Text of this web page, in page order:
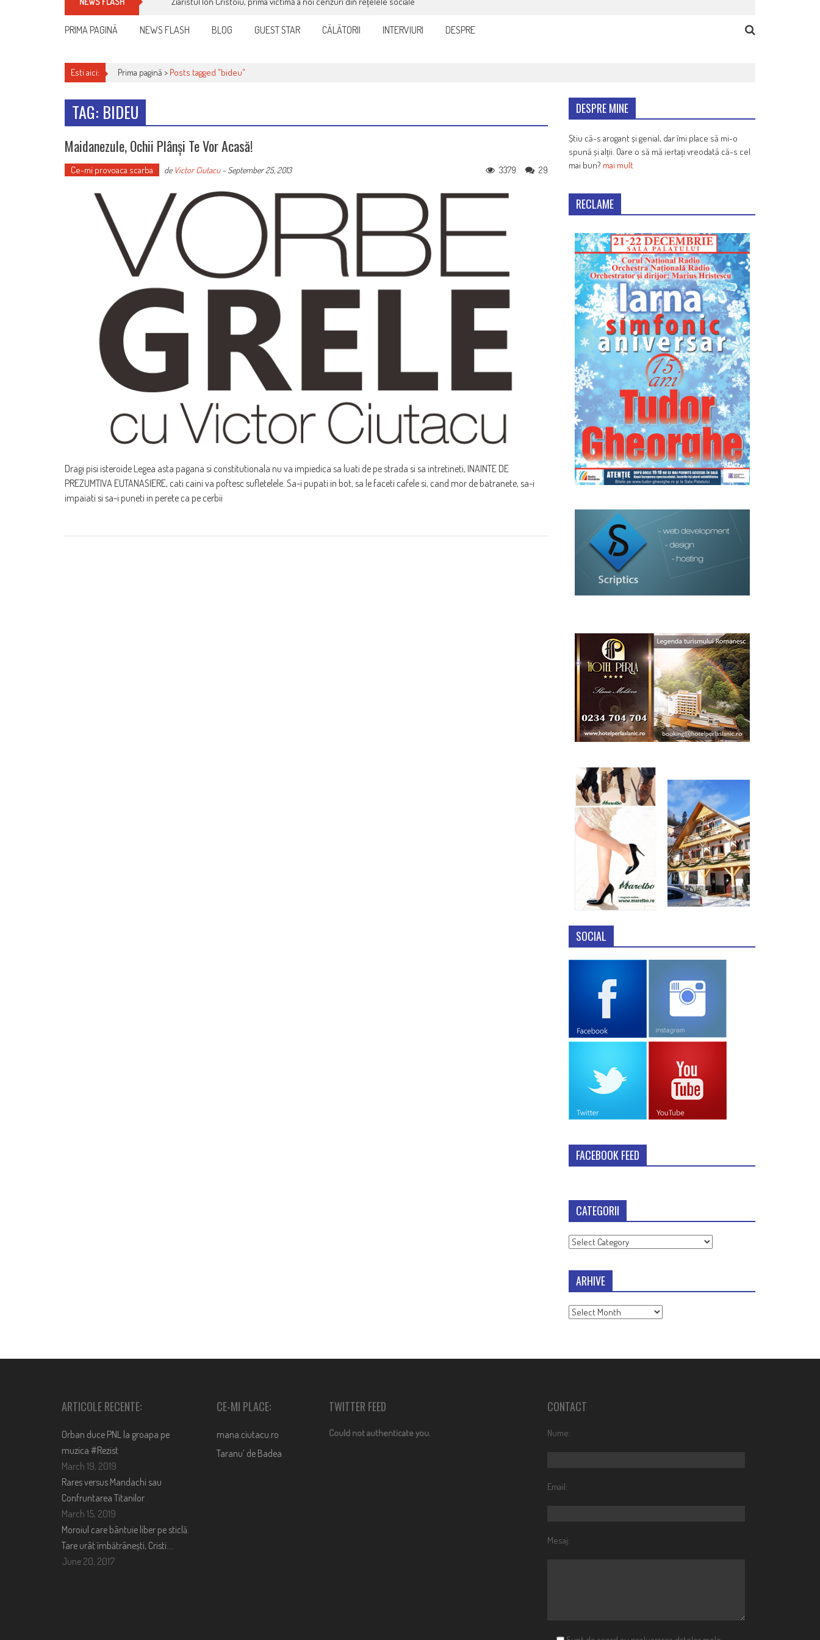
PRIMA PAGINĂ NEWS FLASH BLOG GUEST STAR CĂLĂTORII INTERVIURI DESPRE
Esti aici: Prima pagină > Posts tagged "bideu"
TAG: BIDEU
Maidanezule, Ochii Plânși Te Vor Acasă!
Ce-mi provoaca scarba de Victor Ciutacu- September 25, 2013 29
3379
Dragi pisi isteroide Legea asta pagana si constitutionala nu va impiedica sa luati de pe strada si sa intretineti, INAINTE DE
PREZUMTIVA EUTANASIERE, cati caini va poftesc sufletelele. Sa-i pupati in bot, sa le faceti cafele si, cand mor de batranete, sa-i
impaiati si sa-i puneti in perete ca pe cerbii
DESPRE MINE
Știu că-s arogant și genial, dar îmi place să mi-o
spună și alții. Oare o să mă iertați vreodată că-s cel
mai bun? mai mult
RECLAME
SOCIAL
FACEBOOK FEED
CATEGORII
Categorii
ARHIVE
Arhive
ARTICOLE RECENTE:
Orban duce PNL la groapa pe
muzica #Rezist
March 19, 2019
Rares versus Mandachi sau
Confruntarea Titanilor
March 15, 2019
Moroiul care bântuie liber pe sticlă.
Tare urât îmbătrânești, Cristi….
June 20, 2017
CE-MI PLACE:
mana.ciutacu.ro
Taranu’ de Badea
TWITTER FEED
Could not authenticate you.
CONTACT
Nume:
Email:
Mesaj: